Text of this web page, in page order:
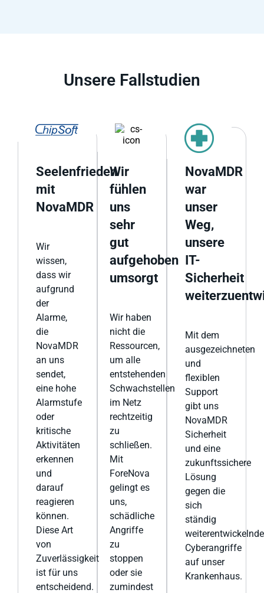
Unsere Fallstudien
Seelenfrieden
mit
NovaMDR
Wir
wissen,
dass wir
aufgrund
der
Alarme,
die
NovaMDR
an uns
sendet,
eine hohe
Alarmstufe
oder
kritische
Aktivitäten
erkennen
und
darauf
reagieren
können.
Diese Art
von
Zuverlässigkeit
ist für uns
entscheidend.
Wir
fühlen
uns
sehr
gut
aufgehoben
umsorgt
Wir haben
nicht die
Ressourcen,
um alle
entstehenden
Schwachstellen
im Netz
rechtzeitig
zu
schließen.
Mit
ForeNova
gelingt es
uns,
schädliche
Angriffe
zu
stoppen
oder sie
zumindest
NovaMDR
war
unser
Weg,
unsere
IT-
Sicherheit
Mit dem
ausgezeichneten
und
flexiblen
Support
gibt uns
NovaMDR
Sicherheit
und eine
zukunftssichere
Lösung
gegen die
sich
ständig
Cyberangriffe
auf unser
Krankenhaus.